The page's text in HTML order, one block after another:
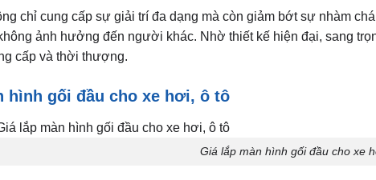
chỉ cung cấp sự giải trí đa dạng mà còn giảm bớt sự nhàm
ảnh hưởng đến người khác. Nhờ thiết kế hiện đại, sang
cấp và thời thượng.
hình gối đầu cho xe hơi, ô tô
Giá lắp màn hình gối đầu cho xe